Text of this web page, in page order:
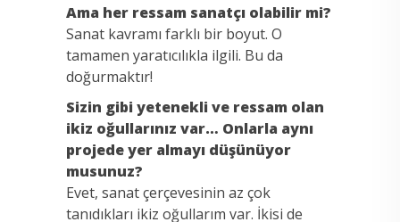
Ama her ressam sanatçı olabilir mi?
Sanat kavramı farklı bir boyut. O
tamamen yaratıcılıkla ilgili. Bu da
doğurmaktır!
Sizin gibi yetenekli ve ressam olan
ikiz oğullarınız var… Onlarla aynı
projede yer almayı düşünüyor
musunuz?
Evet, sanat çerçevesinin az çok
tanıdıkları ikiz oğullarım var. İkisi de